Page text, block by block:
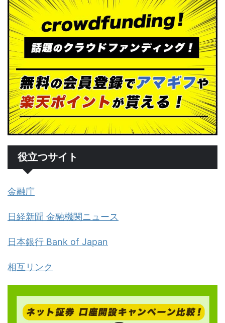
役立つサイト
金融庁
日経新聞 金融機関ニュース
日本銀行 Bank of Japan
相互リンク